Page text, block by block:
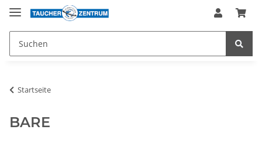
Startseite
BARE